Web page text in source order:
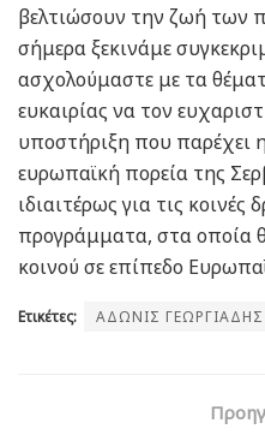
βελτιώσουν την ζωή των
σήμερα ξεκινάμε
ασχολούμαστε με τα
ευκαιρίας να τον
υποστήριξη που παρέχει
ευρωπαϊκή πορεία της
ιδιαιτέρως για τις κοινές
προγράμματα, στα οποία
κοινού σε επίπεδο
Ετικέτες: ΑΔΩΝΙΣ ΓΕΩΡΓΙΑΔΗΣ